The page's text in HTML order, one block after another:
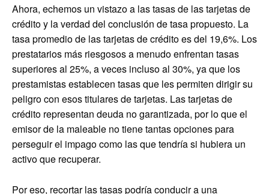
Ahora, echemos un vistazo a las tasas de las tarjetas de
crédito y la verdad del conclusión de tasa propuesto. La
tasa promedio de las tarjetas de crédito es del 19,6%. Los
prestatarios más riesgosos a menudo enfrentan tasas
superiores al 25%, a veces incluso al 30%, ya que los
prestamistas establecen tasas que les permiten dirigir su
peligro con esos titulares de tarjetas. Las tarjetas de
crédito representan deuda no garantizada, por lo que el
emisor de la maleable no tiene tantas opciones para
perseguir el impago como las que tendría si hubiera un
activo que recuperar.
Por eso, recortar las tasas podría conducir a una